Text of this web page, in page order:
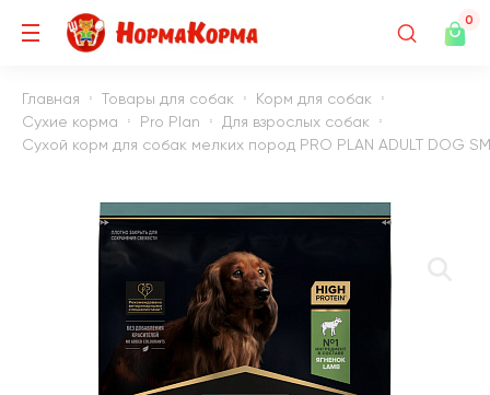
0
Главная Товары для собак
Корм для собак
Сухие корма
Pro Plan
Для взрослых собак
Сухой корм для собак мелких пород PRO PLAN ADULT DOG